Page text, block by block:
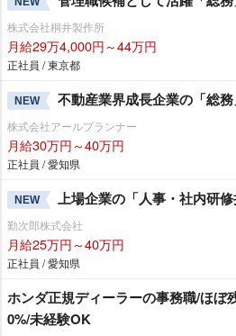
株式会社桐井製作所
月給29万4,000円～44万円
正社員 / 東京都
NEW 不動産業界成長企業の「総
株式会社アールプランナー
月給30万円～40万円
正社員 / 愛知県
NEW 上場企業の「人事・社内研
勤次郎株式会社
月給25万円～40万円
正社員 / 愛知県
ホンダ正規ディーラーの事務職/ほぼ
0%/未経験OK